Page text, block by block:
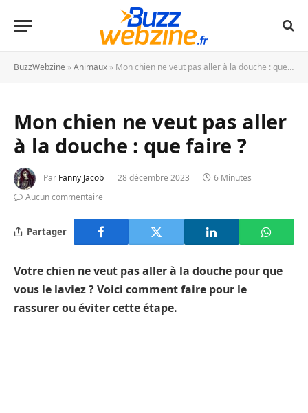
BuzzWebzine »Animaux » Mon chien ne veut pas aller à la douche : que faire ?
Mon chien ne veut pas aller
à la douche : que faire ?
Par Fanny Jacob 28 décembre 2023
6 Minutes
Aucun commentaire
Partager
Votre chien ne veut pas aller à la douche pour que
vous le laviez ? Voici comment faire pour le
rassurer ou éviter cette étape.